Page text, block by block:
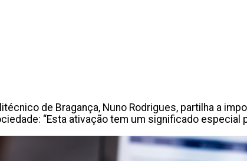
de Bragança, Nuno Rodrigues, partilha a
“Esta ativação tem um significado especial